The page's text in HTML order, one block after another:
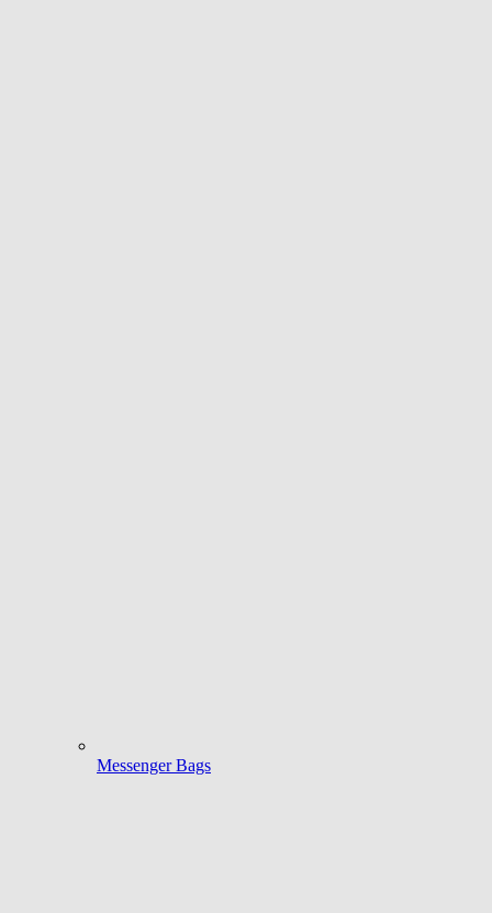
Messenger Bags